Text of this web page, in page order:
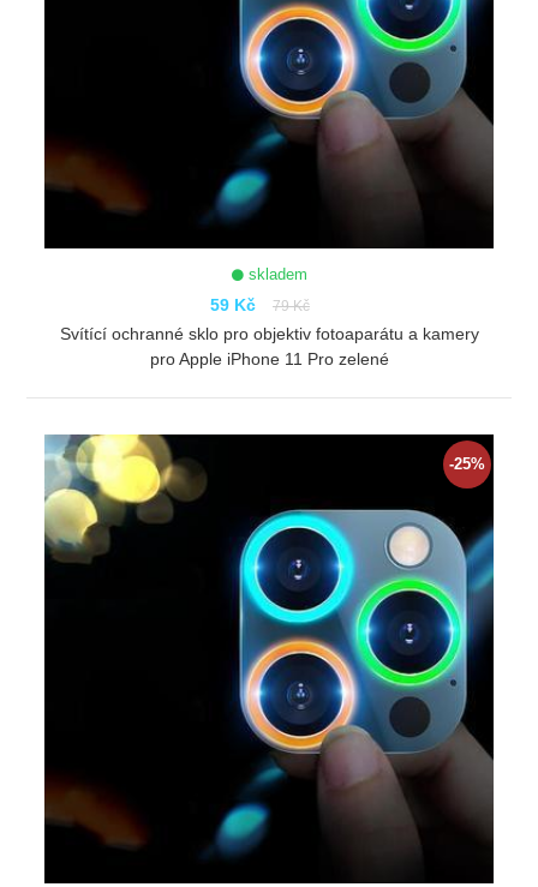
skladem
59 Kč 79 Kč
ZOBRAZIT
Svítící ochranné sklo pro objektiv fotoaparátu a kamery
pro Apple iPhone 11 Pro zelené
-25%